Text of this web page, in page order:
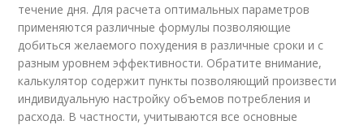
течение дня. Для расчета оптимальных параметров
применяются различные формулы позволяющие
добиться желаемого похудения в различные сроки и с
разным уровнем эффективности. Обратите внимание,
калькулятор содержит пункты позволяющий произвести
индивидуальную настройку объемов потребления и
расхода. В частности, учитываются все основные